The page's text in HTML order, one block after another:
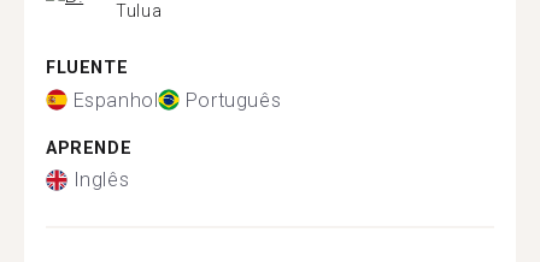
Tulua
FLUENTE
Espanhol Português
APRENDE
Inglês